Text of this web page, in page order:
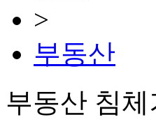
>
부동산
부동산 침